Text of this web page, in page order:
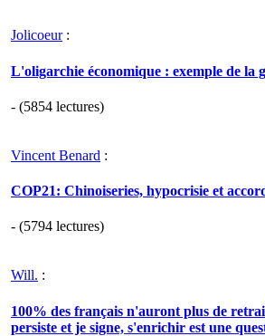
Jolicoeur:
L'oligarchie économique : exemple de la
- (5854 lectures)
Vincent Benard :
COP21: Chinoiseries, hypocrisie et
- (5794 lectures)
Will. :
100% des français n'auront plus de
persiste et je signe, s'enrichir est une